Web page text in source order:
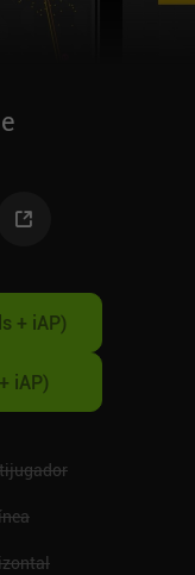
+ iAP)
iAP)